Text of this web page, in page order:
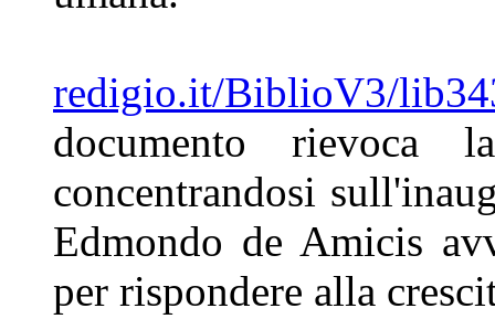
redigio.it/BiblioV3/
documentorievoca
concentrandosi
Edmondo de Amicis
per rispondere alla